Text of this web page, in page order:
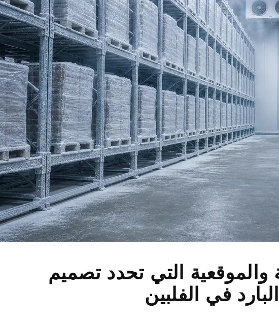
والموقعية التي تحدد تصميم
في الفلبين